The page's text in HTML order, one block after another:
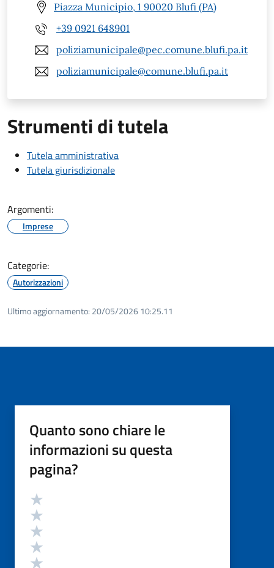
Piazza Municipio, 1 90020 Blufi (PA)
+39 0921 648901
poliziamunicipale@pec.comune.blufi.pa.it
poliziamunicipale@comune.blufi.pa.it
Strumenti di tutela
Tutela amministrativa
Tutela giurisdizionale
Argomenti:
Imprese
Categorie:
Autorizzazioni
Ultimo aggiornamento: 20/05/2026 10:25.11
Quanto sono chiare le
informazioni su questa
pagina?
Valutazione